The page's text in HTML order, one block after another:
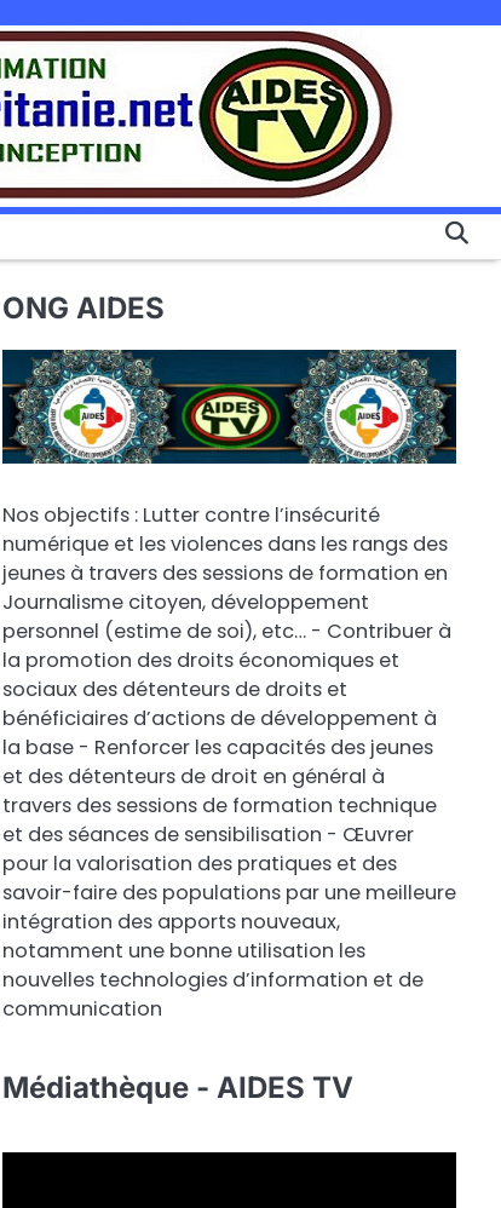
ONG AIDES
Nos objectifs : Lutter contre l’insécurité
numérique et les violences dans les rangs des
jeunes à travers des sessions de formation en
Journalisme citoyen, développement
personnel (estime de soi), etc… - Contribuer à
la promotion des droits économiques et
sociaux des détenteurs de droits et
bénéficiaires d’actions de développement à
la base - Renforcer les capacités des jeunes
et des détenteurs de droit en général à
travers des sessions de formation technique
et des séances de sensibilisation - Œuvrer
pour la valorisation des pratiques et des
savoir-faire des populations par une meilleure
intégration des apports nouveaux,
notamment une bonne utilisation les
nouvelles technologies d’information et de
communication
Médiathèque - AIDES TV